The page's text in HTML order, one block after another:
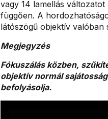
vagy 14 lamellás
függően. A
látószögű objektív valóban
Megjegyzés
Fókuszálás közben,
objektív normál
befolyásolja.